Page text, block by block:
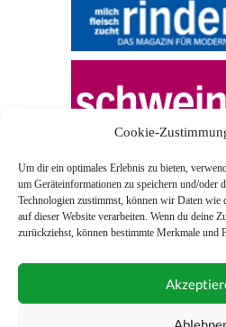
Cookie-
Um dir ein optimales Erlebnis zu bieten,
um Geräteinformationen zu speichern und/oder
Technologien zustimmst, können wir Daten wie
auf dieser Website verarbeiten. Wenn du deine
zurückziehst, können bestimmte Merkmale und
© 2026 Blick
Unterstützt durch
0043 (0)1 581